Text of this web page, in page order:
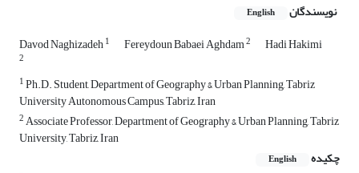
نویسندگان English
Davod Naghizadeh1 Fereydoun Babaei Aghdam2 Hadi Hakimi
2
1Ph.D. Student, Department of Geography & Urban Planning, Tabriz
University Autonomous Campus, Tabriz, Iran
2Associate Professor, Department of Geography & Urban Planning, Tabriz
University, Tabriz, Iran
چکیده
English